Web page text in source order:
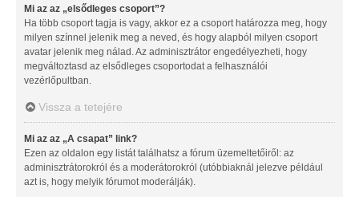
Mi az az „elsődleges csoport”?
Ha több csoport tagja is vagy, akkor ez a csoport határozza meg, hogy
milyen színnel jelenik meg a neved, és hogy alapból milyen csoport
avatar jelenik meg nálad. Az adminisztrátor engedélyezheti, hogy
megváltoztasd az elsődleges csoportodat a felhasználói
vezérlőpultban.
Vissza a tetejére
Mi az az „A csapat” link?
Ezen az oldalon egy listát találhatsz a fórum üzemeltetőiről: az
adminisztrátorokról és a moderátorokról (utóbbiaknál jelezve például
azt is, hogy melyik fórumot moderálják).